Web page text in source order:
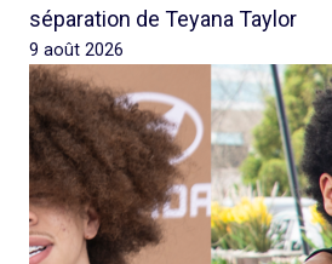
séparation de Teyana Taylor
9 août 2026